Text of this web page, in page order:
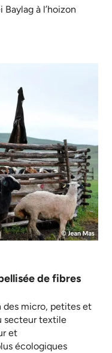
à l’hoizon
de fibres
des micro, petites et
secteur textile
et
écologiques